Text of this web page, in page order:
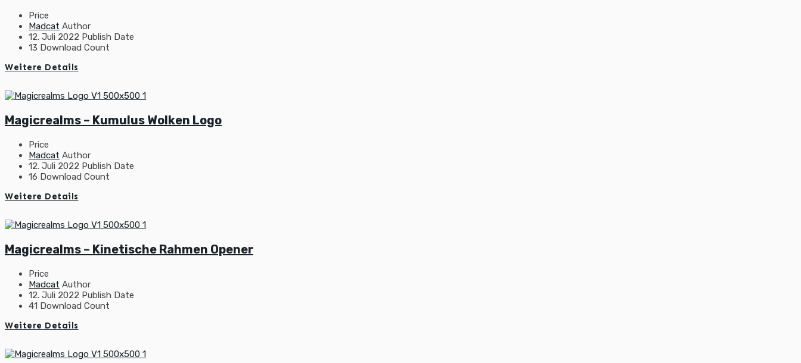
Price
Madcat Author
12. Juli 2022 Publish Date
13 Download Count
Weitere Details
Magicrealms – Kumulus Wolken Logo
Price
Madcat Author
12. Juli 2022 Publish Date
16 Download Count
Weitere Details
Magicrealms – Kinetische Rahmen Opener
Price
Madcat Author
12. Juli 2022 Publish Date
41 Download Count
Weitere Details